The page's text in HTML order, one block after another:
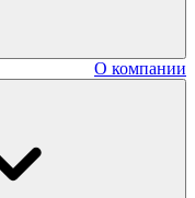
О компании